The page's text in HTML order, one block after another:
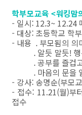
학부모교육 <워킹맘
- 일시: 12.3~ 12.24
- 대상: 초등학교 학
- 내용 . 부모됨의 의
. 알듯 말듯! 행
. 공부를 즐겁고
. 마음의 문을 열
- 강사: 송명순(부모
- 접수: 11.21(월)부
접수